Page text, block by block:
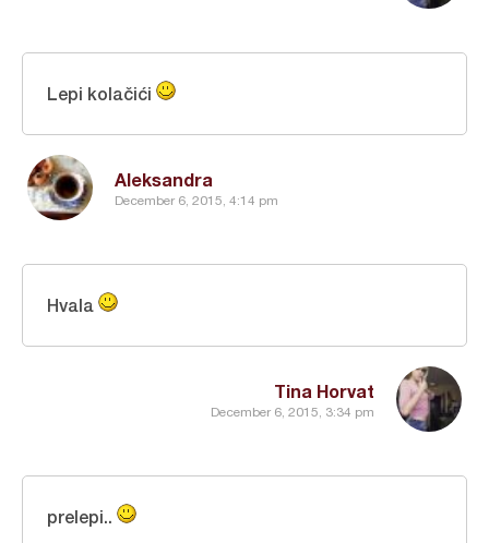
Aleksandra
December 6, 2015, 4:14 pm
Lepi kolačići
Tina Horvat
December 6, 2015, 3:34 pm
Hvala
prelepi..